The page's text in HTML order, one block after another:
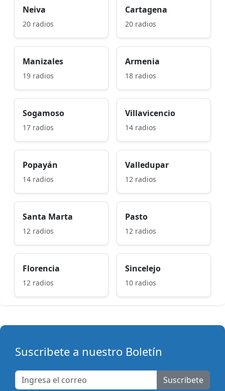
Neiva
20 radios
Cartagena
20 radios
Manizales
19 radios
Armenia
18 radios
Sogamoso
17 radios
Villavicencio
14 radios
Popayán
14 radios
Valledupar
12 radios
Santa Marta
12 radios
Pasto
12 radios
Florencia
12 radios
Sincelejo
10 radios
Suscribete a nuestro Boletín
Suscribete